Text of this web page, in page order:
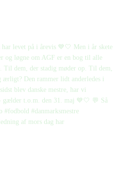
af mors dag har